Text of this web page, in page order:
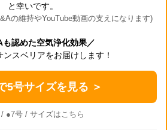
と幸いです。
の維持やYouTube動画の支えになります)
も認めた空気浄化効果／
スベリアをお届けします！
5号サイズを見る ＞
●7号/ サイズはこちら